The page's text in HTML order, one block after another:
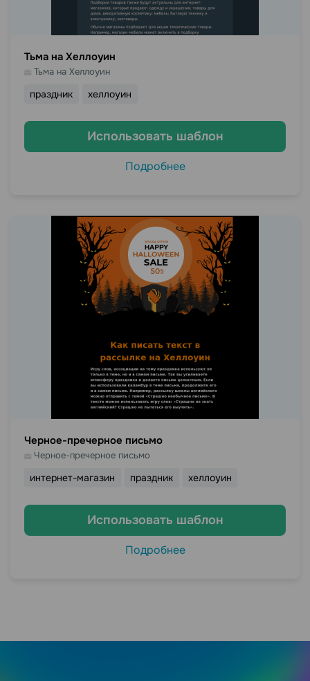
Тьма на Хеллоуин
Тьма на Хеллоуин
праздник хеллоуин
Использовать шаблон
Подробнее
Черное-пречерное письмо
Черное-пречерное письмо
интернет-магазин праздник хеллоуин
Использовать шаблон
Подробнее